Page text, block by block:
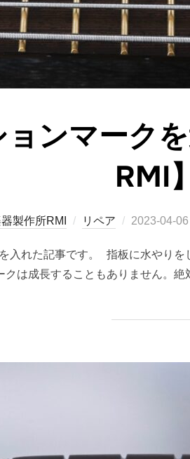
ンマーク
RMI】
製作所RMI リペア
投
日:
2023-04-06
入れた記事です。 指板に水やり
クは成長することもありません。